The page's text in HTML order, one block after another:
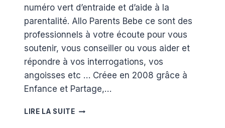
numéro vert d’entraide et d’aide à la
parentalité. Allo Parents Bebe ce sont des
professionnels à votre écoute pour vous
soutenir, vous conseiller ou vous aider et
répondre à vos interrogations, vos
angoisses etc … Créee en 2008 grâce à
Enfance et Partage,…
LIRE LA SUITEALLO